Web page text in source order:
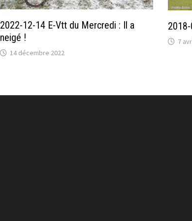
2022-12-14 E-Vtt du Mercredi : Il a
neigé !
14 décembre 2022
7